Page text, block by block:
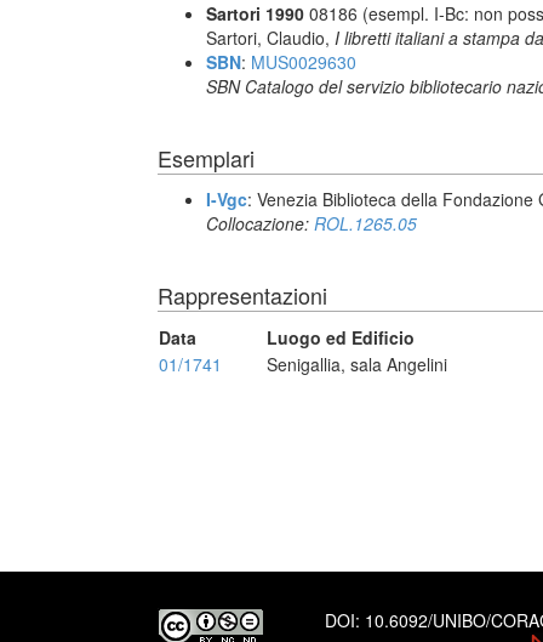
Sartori 1990 08186 (esempl. I-Bc: non
Sartori, Claudio, I libretti italiani a stampa
SBN: MUS0029630
SBN Catalogo del servizio bibliotecario
Esemplari
I-Vgc: Venezia Biblioteca della Fondazione
Collocazione: ROL.1265.05
Rappresentazioni
Data
Luogo ed Edificio
01/1741
Senigallia, sala Angelini
DOI: 10.6092/UNIBO/